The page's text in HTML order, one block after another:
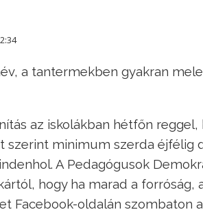
a tantermekben gyakran
az iskolákban hétfőn
szerint minimum szerda éjfélig
A Pedagógusok
hogy ha marad a forróság,
Facebook-oldalán szombaton